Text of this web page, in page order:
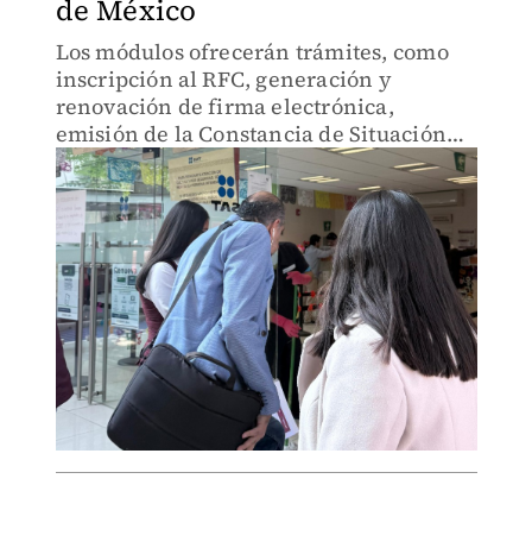
de México
Los módulos ofrecerán trámites, como
inscripción al RFC, generación y
renovación de firma electrónica,
emisión de la Constancia de Situación
Fiscal (CSF).